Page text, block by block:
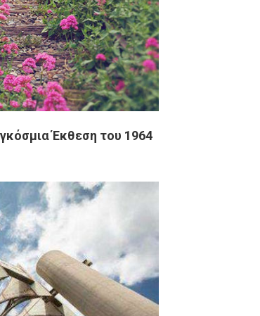
Έκθεση του 1964